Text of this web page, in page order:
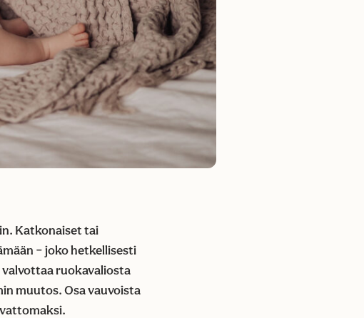
Katkonaiset tai
– joko hetkellisesti
ruokavaliosta
muutos. Osa vauvoista